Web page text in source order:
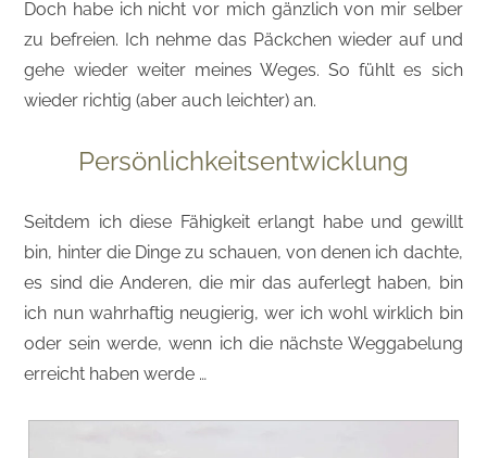
Doch habe ich nicht vor mich gänzlich von mir selber
zu befreien. Ich nehme das Päckchen wieder auf und
gehe wieder weiter meines Weges. So fühlt es sich
wieder richtig (aber auch leichter) an.
Persönlichkeitsentwicklung
Seitdem ich diese Fähigkeit erlangt habe und gewillt
bin, hinter die Dinge zu schauen, von denen ich dachte,
es sind die Anderen, die mir das auferlegt haben, bin
ich nun wahrhaftig neugierig, wer ich wohl wirklich bin
oder sein werde, wenn ich die nächste Weggabelung
erreicht haben werde …